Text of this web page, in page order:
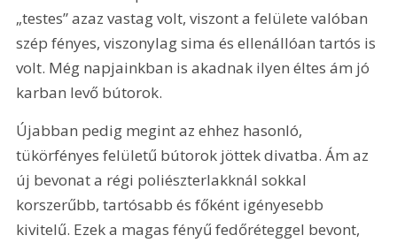
„testes” azaz vastag volt, viszont a felülete valóban
szép fényes, viszonylag sima és ellenállóan tartós is
volt. Még napjainkban is akadnak ilyen éltes ám jó
karban levő bútorok.
Újabban pedig megint az ehhez hasonló,
tükörfényes felületű bútorok jöttek divatba. Ám az
új bevonat a régi poliészterlakknál sokkal
korszerűbb, tartósabb és főként igényesebb
kivitelű. Ezek a magas fényű fedőréteggel bevont,